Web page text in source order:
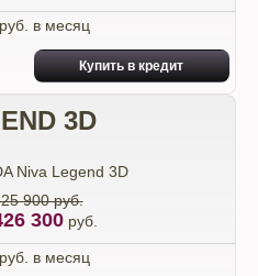
в месяц
Купить в кредит
3D
900 руб.
300руб.
в месяц